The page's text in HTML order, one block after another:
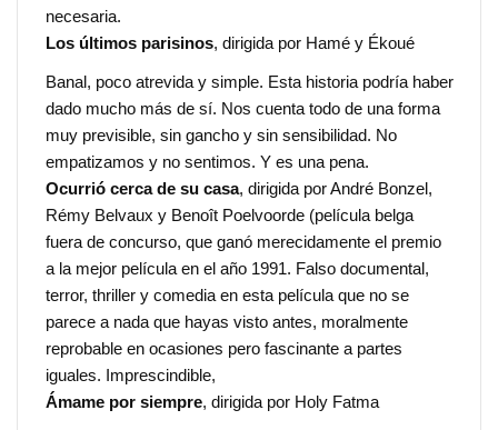
necesaria.
Los últimos parisinos, dirigida por Hamé y Ékoué
Banal, poco atrevida y simple. Esta historia podría haber
dado mucho más de sí. Nos cuenta todo de una forma
muy previsible, sin gancho y sin sensibilidad. No
empatizamos y no sentimos. Y es una pena.
Ocurrió cerca de su casa, dirigida por André Bonzel,
Rémy Belvaux y Benoît Poelvoorde (película belga
fuera de concurso, que ganó merecidamente el premio
a la mejor película en el año 1991. Falso documental,
terror, thriller y comedia en esta película que no se
parece a nada que hayas visto antes, moralmente
reprobable en ocasiones pero fascinante a partes
iguales. Imprescindible,
Ámame por siempre, dirigida por Holy Fatma